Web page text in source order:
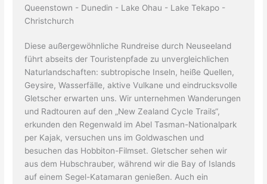
Queenstown - Dunedin - Lake Ohau - Lake Tekapo -
Christchurch
Diese außergewöhnliche Rundreise durch Neuseeland
führt abseits der Touristenpfade zu unvergleichlichen
Naturlandschaften: subtropische Inseln, heiße Quellen,
Geysire, Wasserfälle, aktive Vulkane und eindrucksvolle
Gletscher erwarten uns. Wir unternehmen Wanderungen
und Radtouren auf den „New Zealand Cycle Trails“,
erkunden den Regenwald im Abel Tasman-Nationalpark
per Kajak, versuchen uns im Goldwaschen und
besuchen das Hobbiton-Filmset. Gletscher sehen wir
aus dem Hubschrauber, während wir die Bay of Islands
auf einem Segel-Katamaran genießen. Auch ein